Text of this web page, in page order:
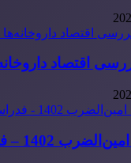
اقتصاد
فدراسیون اقتصاد سلامت ایران